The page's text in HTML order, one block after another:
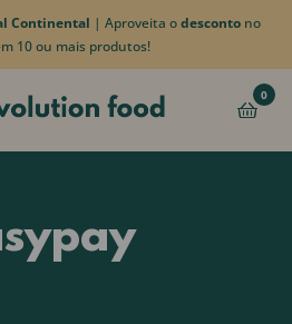
Continental | Aproveita odesconto no
10 ou mais produtos!
0